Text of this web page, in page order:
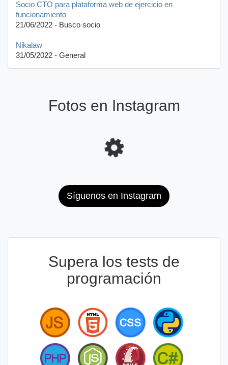
Socio CTO para plataforma web de ejercicio en
funcionamiento
21/06/2022 - Busco socio
Nikalaw
31/05/2022 - General
Fotos en Instagram
Síguenos en Instagram
Supera los tests de
programación